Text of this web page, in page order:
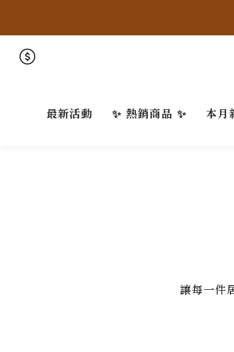
最新活動 ✨ 熱銷商品 ✨ 本月
讓每一件